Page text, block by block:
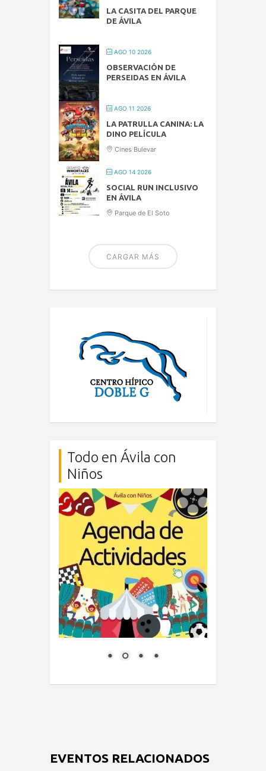
LA CASITA DEL PARQUE
DE ÁVILA
AGO 10 2026
OBSERVACIÓN DE
PERSEIDAS EN ÁVILA
AGO 11 2026
LA PATRULLA CANINA: LA
DINO PELÍCULA
Cines Bulevar
AGO 14 2026
SOCIAL RUN INCLUSIVO
EN ÁVILA
Parque de El Soto
CARGAR MÁS
Todo en Ávila con
Niños
EVENTOS RELACIONADOS